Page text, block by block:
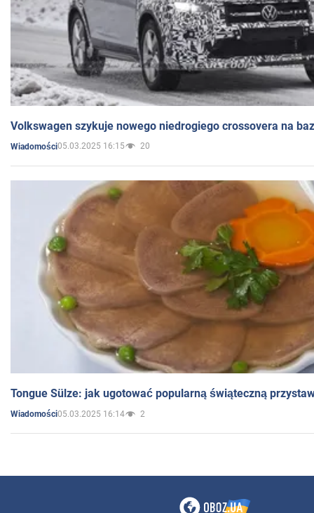
Volkswagen szykuje nowego niedrogiego crossovera na
Wiadomości05.03.2025 16:15 20
Tongue Sülze: jak ugotować popularną świąteczną
Wiadomości05.03.2025 16:14 2